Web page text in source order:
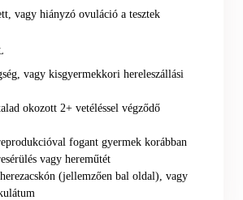
vagy hiányzó ovuláció a tesztek
vagy kisgyermekkori hereleszállási
okozott 2+ vetéléssel végződő
fogant gyermek korábban
vagy hereműtét
(jellemzően bal oldal), vagy